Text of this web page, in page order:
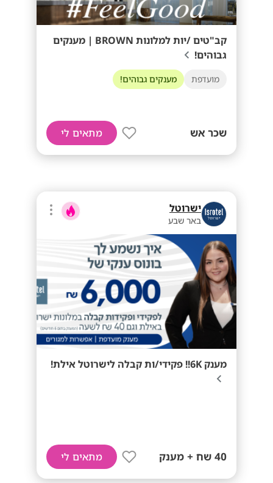
קב"טים /יות למלונות BROWN | מענקים
גבוהים!
מועדפת מענקים גבוהים!
שכר אש מתאים לי
ישרוטל
באר שבע
מענק 6K!! פקידי/ות קבלה לישרוטל אילת!
40 שח + מענק מתאים לי